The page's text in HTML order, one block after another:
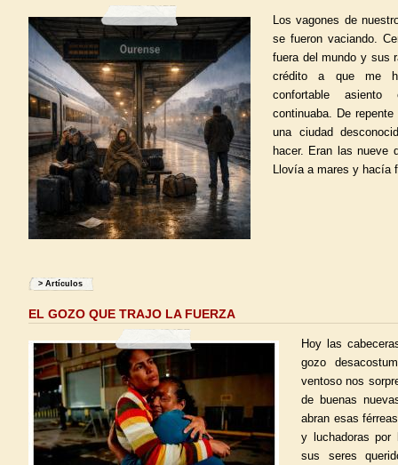
Los vagones de
se fueron vaciando.
fuera del mundo y sus
crédito a que me
confortable
continuaba. De
una ciudad
hacer. Eran las nueve
Llovía a mares y hacía
> Artículos
EL GOZO QUE TRAJO LA FUERZA
Hoy las
gozo
ventoso nos
de buenas
abran esas
y luchadoras por
sus seres